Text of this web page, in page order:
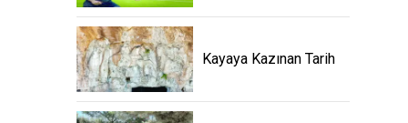
Kayaya Kazınan Tarih